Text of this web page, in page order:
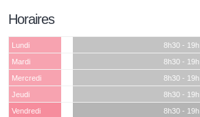
Horaires
Lundi
8h30 - 19h
Mardi
8h30 - 19h
Mercredi
8h30 - 19h
Jeudi
8h30 - 19h
Vendredi
8h30 - 19h